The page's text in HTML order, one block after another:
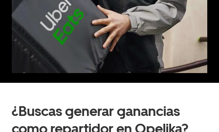
¿Buscas generar ganancias
como repartidor en Opelika?